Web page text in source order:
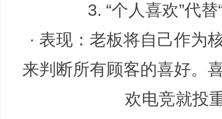
3. “个人喜欢”代替
· 表现：老板将自己作为
来判断所有顾客的喜好。
欢电竞就投